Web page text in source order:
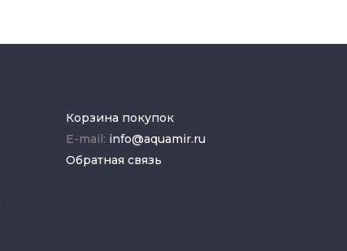
Корзина покупок
E-mail: info@aquamir.ru
Обратная связь